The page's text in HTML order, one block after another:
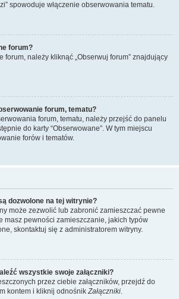
spowoduje włączenie obserwowania tematu.
forum?
forum, należy kliknąć „Obserwuj forum” znajdujący
forum, tematu?
forum, tematu, należy przejść do panelu
do karty “Obserwowane”. W tym miejscu
forów i tematów.
dozwolone na tej witrynie?
może zezwolić lub zabronić zamieszczać pewne
masz pewności zamieszczanie, jakich typów
skontaktuj się z administratorem witryny.
wszystkie swoje załączniki?
przez ciebie załączników, przejdź do
kontem i kliknij odnośnikZałączniki.